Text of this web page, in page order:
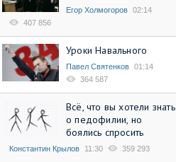
Егор Холмогоров 02:14
407 856
Уроки Навального
Павел Святенков 01:14
364 587
Всё, что вы хотели знать
о педофилии, но
боялись спросить
Константин Крылов 11:30 359 293